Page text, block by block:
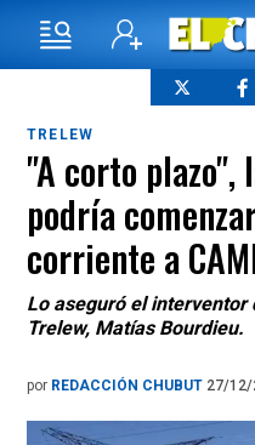
TRELEW
"A corto plazo",
podría
corriente a
Lo aseguró el interventor
Trelew, Matías Bourdieu.
por REDACCIÓN CHUBUT 27/12/